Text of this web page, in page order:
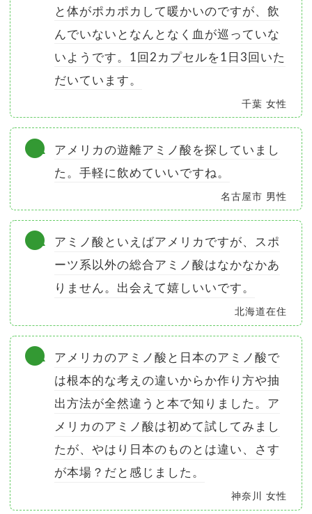
と体がポカポカして暖かいのですが、飲
んでいないとなんとなく血が巡っていな
いようです。1回2カプセルを1日3回いた
だいています。
千葉 女性
アメリカの遊離アミノ酸を探していまし
た。手軽に飲めていいですね。
名古屋市 男性
アミノ酸といえばアメリカですが、スポ
ーツ系以外の総合アミノ酸はなかなかあ
りません。出会えて嬉しいいです。
北海道在住
アメリカのアミノ酸と日本のアミノ酸で
は根本的な考えの違いからか作り方や抽
出方法が全然違うと本で知りました。ア
メリカのアミノ酸は初めて試してみまし
たが、やはり日本のものとは違い、さす
が本場？だと感じました。
神奈川 女性